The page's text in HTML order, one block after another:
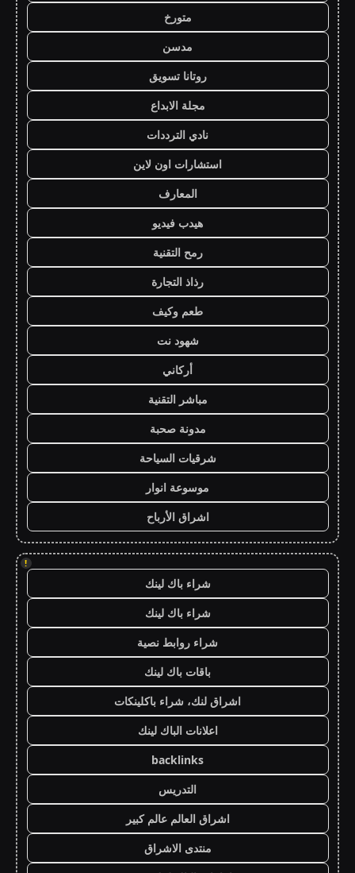
متورخ
مدسن
روتانا تسويق
مجلة الابداع
نادي الترددات
استشارات اون لاين
المعارف
هيدب فيديو
رمح التقنية
رذاذ التجارة
طعم وكيف
شهود نت
أركاني
مباشر التقنية
مدونة صحبة
شرقيات السياحة
موسوعة انوار
اشراق الأرباح
!
شراء باك لينك
شراء باك لينك
شراء روابط نصية
باقات باك لينك
اشراق لنك، شراء باكلينكات
اعلانات الباك لينك
backlinks
التدريس
اشراق العالم عالم كبير
منتدى الاشراق